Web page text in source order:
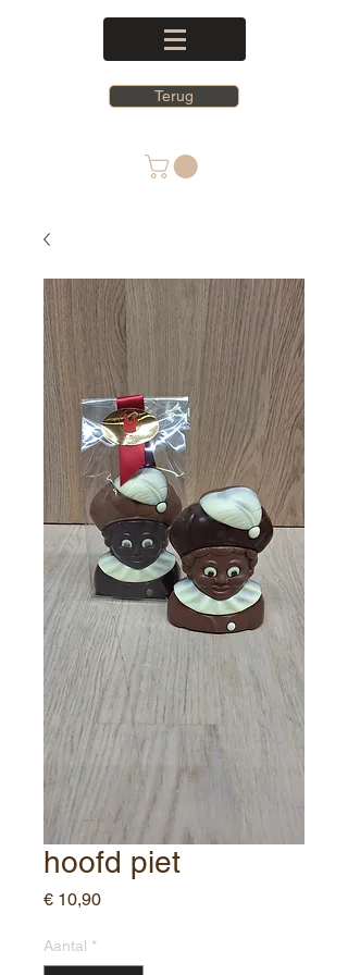
Terug
hoofd piet
€ 10,90Prijs
Aantal *